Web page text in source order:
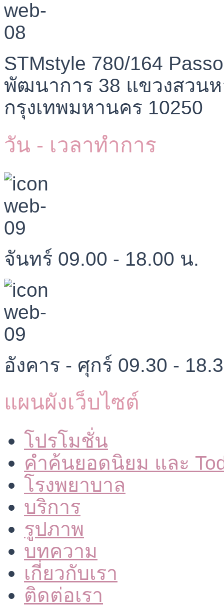
STMstyle 780/164
พัฒนาการ 38 แขวงสวน
กรุงเทพมหานคร 10250
วัน - เวลาทำการ
จันทร์ 09.00 - 18.00 น.
อังคาร - ศุกร์ 09.30 -
แผนผังเว็บไซต์
โปรโมชั่น
คำค้นยอดนิยม และ
โรงพยาบาล
บริการ
รูปภาพ
บทความ
เกี่ยวกับเรา
ติดต่อเรา